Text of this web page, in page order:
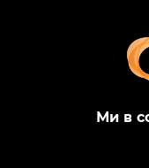
Ми в